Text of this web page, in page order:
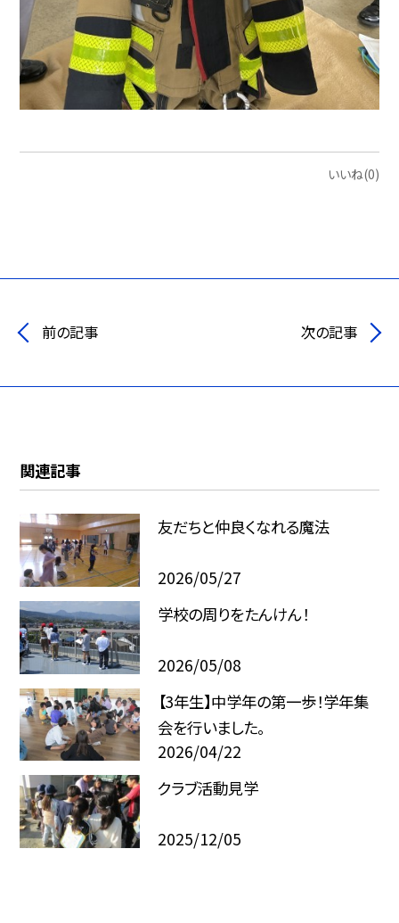
いいね(0)
前の記事 次の記事
関連記事
友だちと仲良くなれる魔法
2026/05/27
学校の周りをたんけん！
2026/05/08
【3年生】中学年の第一歩！学年集
会を行いました。
2026/04/22
クラブ活動見学
2025/12/05